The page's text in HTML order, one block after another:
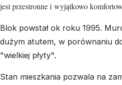
jest przestronne i wyjątkowo
Blok powstał ok roku 1995.
dużym atutem, w porównaniu
"wielkiej płyty".
Stan mieszkania pozwala na